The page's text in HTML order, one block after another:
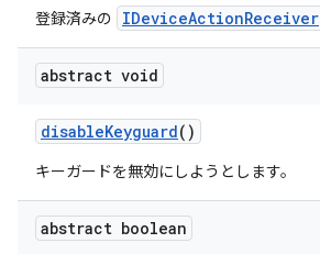
登録済みの IDeviceActionReceiver
abstract void
disableKeyguard()
キーガードを無効にしようとします。
abstract boolean